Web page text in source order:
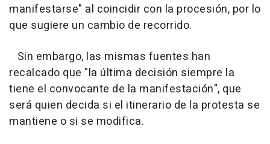
manifestarse" al coincidir con la procesión, por lo
que sugiere un cambio de recorrido.
Sin embargo, las mismas fuentes han
recalcado que "la última decisión siempre la
tiene el convocante de la manifestación", que
será quien decida si el itinerario de la protesta se
mantiene o si se modifica.